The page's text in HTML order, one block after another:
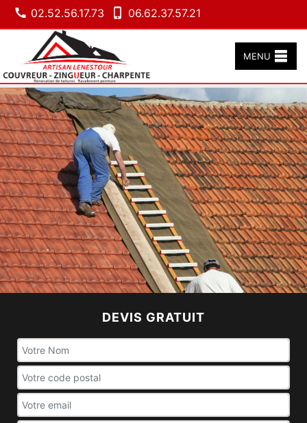
02.52.56.17.73 06.62.37.57.21
MENU
DEVIS GRATUIT